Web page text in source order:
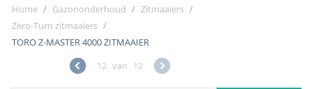
Home / Gazononderhoud / Zitmaaiers /
Zero-Turn zitmaaiers /
TORO Z-MASTER 4000 ZITMAAIER
12 van 12